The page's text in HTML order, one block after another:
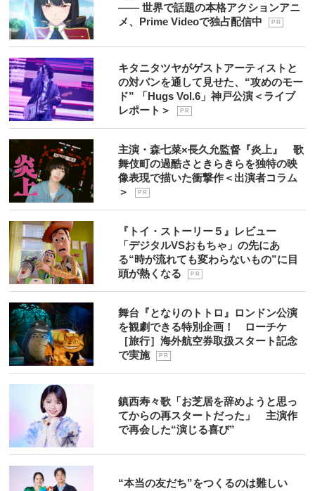
―― 世界で話題の本格アクションアニ
メ、Prime Videoで独占配信中
P R
キタニタツヤがゲストアーティストと
の対バンを通して見せた、“攻めのモー
ド” 「Hugs Vol.6」神戸公演＜ライブ
レポート＞
P R
主演・森七菜×長久允監督『炎上』 歌
舞伎町の過酷さときらきらを独特の映
像表現で描いた衝撃作＜出演者コラム
＞
P R
『トイ・ストーリー５』レビュー
「デジタルVSおもちゃ」の先にあ
る“時が流れても変わらないもの”に目
頭が熱くなる
P R
舞台『となりのトトロ』ロンドン公演
を観劇できる特別企画！ ローチケ
［旅行］海外航空券取扱スタート記念
で実施
P R
鎮西寿々歌「お芝居を辞めようと思っ
てからの再スタートだった」 主演作
で再会した“演じる喜び”
“本当の友だち”をつくるのは難しい